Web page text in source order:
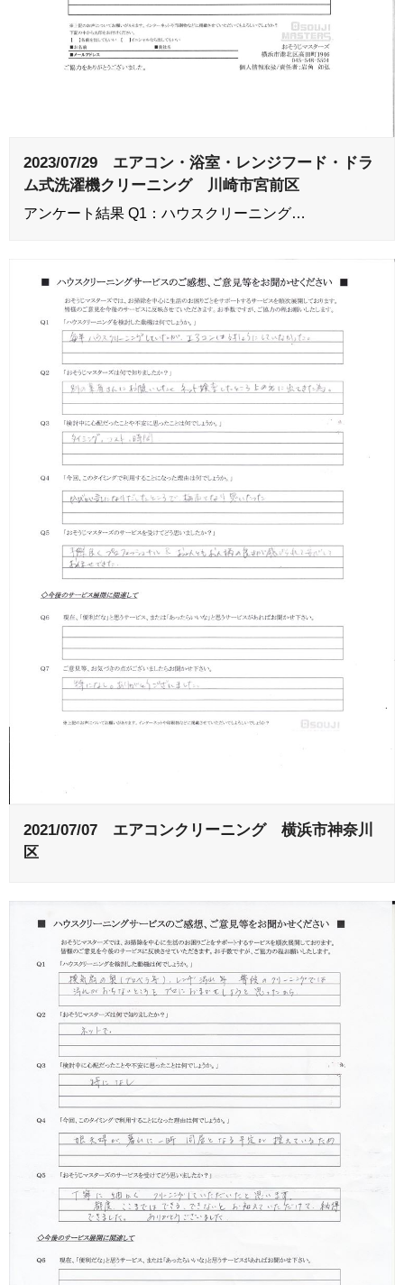
2023/07/29 エアコン・浴室・レンジフード・ドラ
ム式洗濯機クリーニング 川崎市宮前区
アンケート結果 Q1：ハウスクリーニング…
2021/07/07 エアコンクリーニング 横浜市神奈川
区